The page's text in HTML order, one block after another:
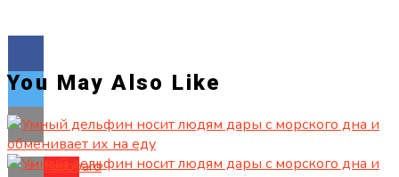
Flipboard
You May Also Like